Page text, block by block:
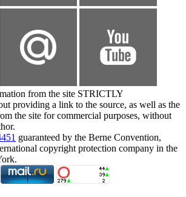
from the site STRICTLY
providing a link to the source, as well as the
the site for commercial purposes, without
guaranteed by the Berne Convention,
copyright protection company in the